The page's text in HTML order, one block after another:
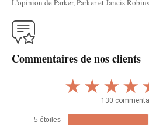
Traduire
largest cuvées, one of the
the beginning of the
Commentaires de nos clients
130
5 étoiles